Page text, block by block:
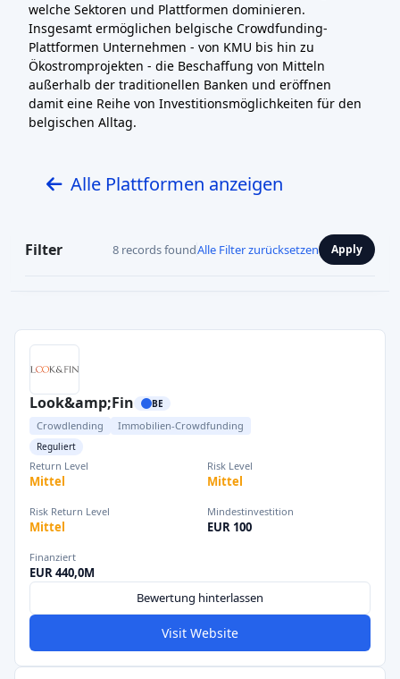
welche Sektoren und Plattformen dominieren.
Insgesamt ermöglichen belgische Crowdfunding-
Plattformen Unternehmen - von KMU bis hin zu
Ökostromprojekten - die Beschaffung von Mitteln
außerhalb der traditionellen Banken und eröffnen
damit eine Reihe von Investitionsmöglichkeiten für den
belgischen Alltag.
Alle Plattformen anzeigen
Filter 8 records foundAlle Filter zurücksetzen Apply
Look&amp;Fin BE
Crowdlending Immobilien-Crowdfunding
Reguliert
Return Level
Mittel
Risk Level
Mittel
Risk Return Level
Mittel
Mindestinvestition
EUR 100
Finanziert
EUR 440,0M
Bewertung hinterlassen
Visit Website